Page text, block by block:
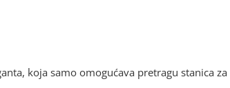
koja samo omogućava pretragu stanica za